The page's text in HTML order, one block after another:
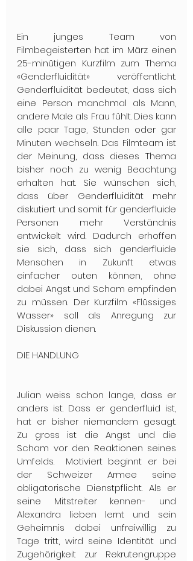
Ein junges Team von
Filmbegeisterten hat im März einen
25-minütigen Kurzfilm zum Thema
«Genderfluidität» veröffentlicht.
Genderfluidität bedeutet, dass sich
eine Person manchmal als Mann,
andere Male als Frau fühlt. Dies kann
alle paar Tage, Stunden oder gar
Minuten wechseln. Das Filmteam ist
der Meinung, dass dieses Thema
bisher noch zu wenig Beachtung
erhalten hat. Sie wünschen sich,
dass über Genderfluidität mehr
diskutiert und somit für genderfluide
Personen mehr Verständnis
entwickelt wird. Dadurch erhoffen
sie sich, dass sich genderfluide
Menschen in Zukunft etwas
einfacher outen können, ohne
dabei Angst und Scham empfinden
zu müssen. Der Kurzfilm «Flüssiges
Wasser» soll als Anregung zur
Diskussion dienen.
DIE HANDLUNG
Julian weiss schon lange, dass er
anders ist. Dass er genderfluid ist,
hat er bisher niemandem gesagt.
Zu gross ist die Angst und die
Scham vor den Reaktionen seines
Umfelds.  Motiviert beginnt er bei
der Schweizer Armee seine
obligatorische Dienstpflicht. Als er
seine Mitstreiter kennen- und
Alexandra lieben lernt und sein
Geheimnis dabei unfreiwillig zu
Tage tritt, wird seine Identität und
Zugehörigkeit zur Rekrutengruppe